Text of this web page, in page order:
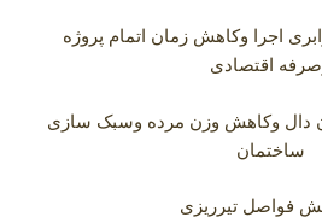
سرعت ۱۱برابری اجرا وکاهش زمان اتمام پروژه
اقتصادی
دال وکاهش وزن مرده وسبک سازی
ساختمان
فواصل تیرریزی